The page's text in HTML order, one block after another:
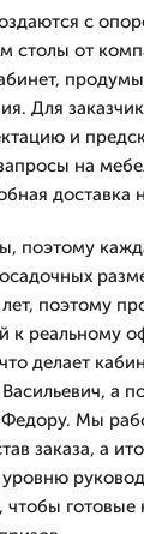
с
столы от
Для
и
на
доставка
поэтому
поэтому
к реальному
делает
а
Мы
заказа, а
уровню
чтобы готовые